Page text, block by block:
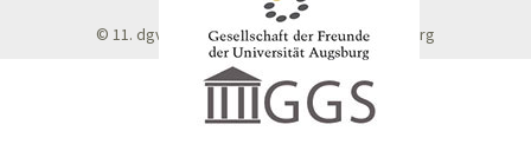
© 11. dgv-Doktorandentagung 2016 in Augsburg